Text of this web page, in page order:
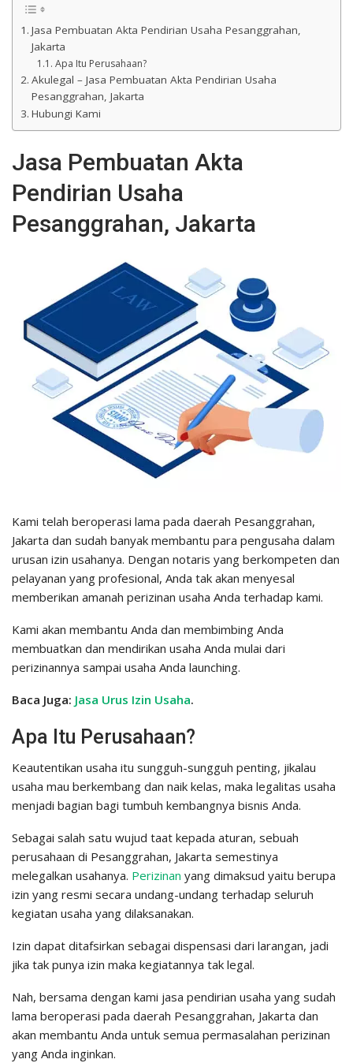
Jasa Pembuatan Akta Pendirian Usaha Pesanggrahan,
Jakarta
Apa Itu Perusahaan?
Akulegal – Jasa Pembuatan Akta Pendirian Usaha
Pesanggrahan, Jakarta
Hubungi Kami
Jasa Pembuatan Akta
Pendirian Usaha
Pesanggrahan, Jakarta
Kami telah beroperasi lama pada daerah Pesanggrahan,
Jakarta dan sudah banyak membantu para pengusaha dalam
urusan izin usahanya. Dengan notaris yang berkompeten dan
pelayanan yang profesional, Anda tak akan menyesal
memberikan amanah perizinan usaha Anda terhadap kami.
Kami akan membantu Anda dan membimbing Anda
membuatkan dan mendirikan usaha Anda mulai dari
perizinannya sampai usaha Anda launching.
Baca Juga: Jasa Urus Izin Usaha.
Apa Itu Perusahaan?
Keautentikan usaha itu sungguh-sungguh penting, jikalau
usaha mau berkembang dan naik kelas, maka legalitas usaha
menjadi bagian bagi tumbuh kembangnya bisnis Anda.
Sebagai salah satu wujud taat kepada aturan, sebuah
perusahaan di Pesanggrahan, Jakarta semestinya
melegalkan usahanya. Perizinan yang dimaksud yaitu berupa
izin yang resmi secara undang-undang terhadap seluruh
kegiatan usaha yang dilaksanakan.
Izin dapat ditafsirkan sebagai dispensasi dari larangan, jadi
jika tak punya izin maka kegiatannya tak legal.
Nah, bersama dengan kami jasa pendirian usaha yang sudah
lama beroperasi pada daerah Pesanggrahan, Jakarta dan
akan membantu Anda untuk semua permasalahan perizinan
yang Anda inginkan.